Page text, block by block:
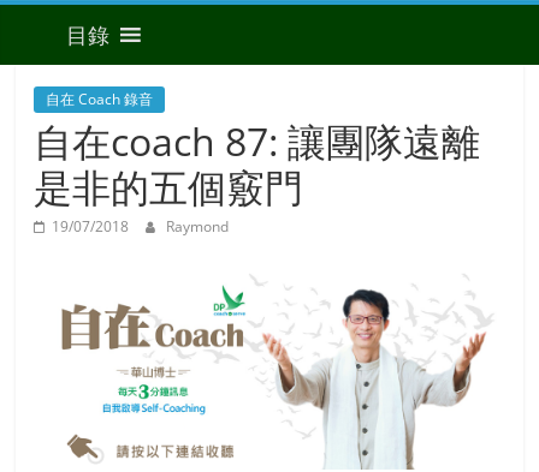
自在 Coach 錄音
自在coach 87: 讓團隊遠離
是非的五個竅門
19/07/2018 Raymond